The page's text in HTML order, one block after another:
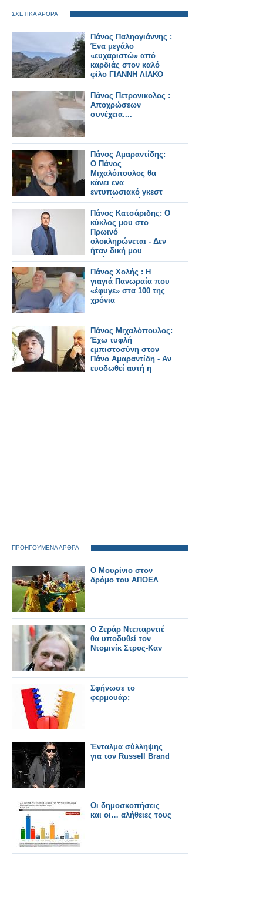
ΣΧΕΤΙΚΑ ΑΡΘΡΑ
Πάνος Παληογιάννης :
Ένα μεγάλο
«ευχαριστώ» από
καρδιάς στον καλό
φίλο ΓΙΑΝΝΗ ΛΙΑΚΟ
Πάνος Πετρονικολος :
Αποχρώσεων
συνέχεια....
Πάνος Αμαραντίδης:
Ο Πάνος
Μιχαλόπουλος θα
κάνει ενα
εντυπωσιακό γκεστ
στη νέα σειρά στον
Alpha - Μόνιμο ρόλο
δεν θέλει
Πάνος Κατσάριδης: Ο
κύκλος μου στο
Πρωινό
ολοκληρώνεται - Δεν
ήταν δική μου
απόφαση...
Πάνος Χολής : Η
γιαγιά Πανωραία που
«έφυγε» στα 100 της
χρόνια
Πάνος Μιχαλόπουλος:
Έχω τυφλή
εμπιστοσύνη στον
Πάνο Αμαραντίδη - Αν
ευοδωθεί αυτή η
πρόταση στον Alpha
ΠΡΟΗΓΟΥΜΕΝΑ ΑΡΘΡΑ
Ο Μουρίνιο στον
δρόμο του ΑΠΟΕΛ
Ο Ζεράρ Ντεπαρντιέ
θα υποδυθεί τον
Ντομινίκ Στρος-Καν
Σφήνωσε το
φερμουάρ;
Ένταλμα σύλληψης
για τον Russell Brand
Οι δημοσκοπήσεις
και οι… αλήθειες τους